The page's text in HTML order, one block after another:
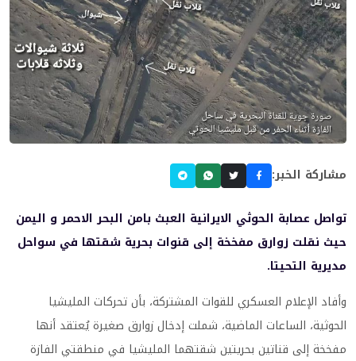
مشاركة الخبر:
تواصل عصابة الحوثي الايرانية العبث بامن البحر الاحمر و اليمن
حيث نقلت زوارق مفخخة إلى قنوات بحرية شقتها في سواحل
مديرية التحيتا.
وأفاد الإعلام العسكري للقوات المشتركة، بأن تحركات المليشيا
الحوثية، الساعات الماضية، شملت إدخال زوارق صغيرة يُعتقد أنها
مفخخة إلى قناتين بحريتين شقتهما المليشيا في منطقتي الفازة